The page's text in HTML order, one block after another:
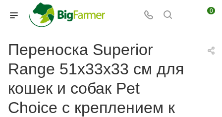
0
Переноска Superior
Range 51х33х33 см для
кошек и собак Pet
Choice с креплением к